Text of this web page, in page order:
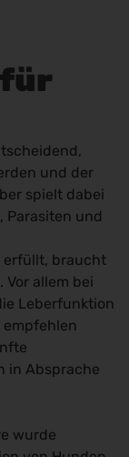
und der
spielt dabei
Parasiten und
erfüllt, braucht
allem bei
Leberfunktion
in Absprache
wurde